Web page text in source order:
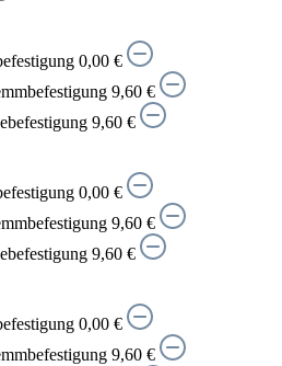
0,00 €
9,60 €
9,60 €
0,00 €
9,60 €
9,60 €
0,00 €
9,60 €